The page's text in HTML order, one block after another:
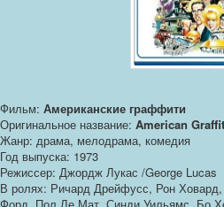
Фильм: Американские граффити
Оригинальное название: American
Жанр: драма, мелодрама, комедия
Год выпуска: 1973
Режиссер: Джордж Лукас /George Lucas
В ролях: Ричард Дрейфусс, Рон